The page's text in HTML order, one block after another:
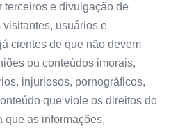
terceiros e divulgação de
usuários e
cientes de que não devem
ou conteúdos imorais,
injuriosos, pornográficos,
que viole os direitos do
que as informações,